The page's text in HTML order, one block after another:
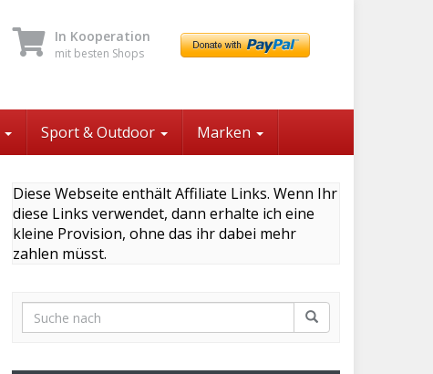
In Kooperation
mit besten Shops
Sport & Outdoor Marken
Diese Webseite enthält Affiliate Links. Wenn Ihr
diese Links verwendet, dann erhalte ich eine
kleine Provision, ohne das ihr dabei mehr
zahlen müsst.